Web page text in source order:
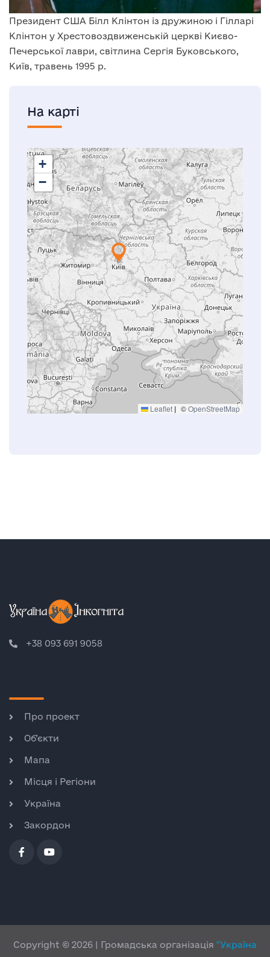
Президент США Білл Клінтон із дружиною і Гілларі
Клінтон у Хрестовоздвиженській церкві Києво-
Печерської лаври, світлина Сергія Буковського,
Київ, травень 1995 р.
На карті
+
−
Leaflet | ©OpenStreetMap
+38 093 691 9058
Про проект
Об’єкти
Мапа
Місця і Регіони
Україна
Закордон
Copyright © 2026 | Громадська організація "Україна